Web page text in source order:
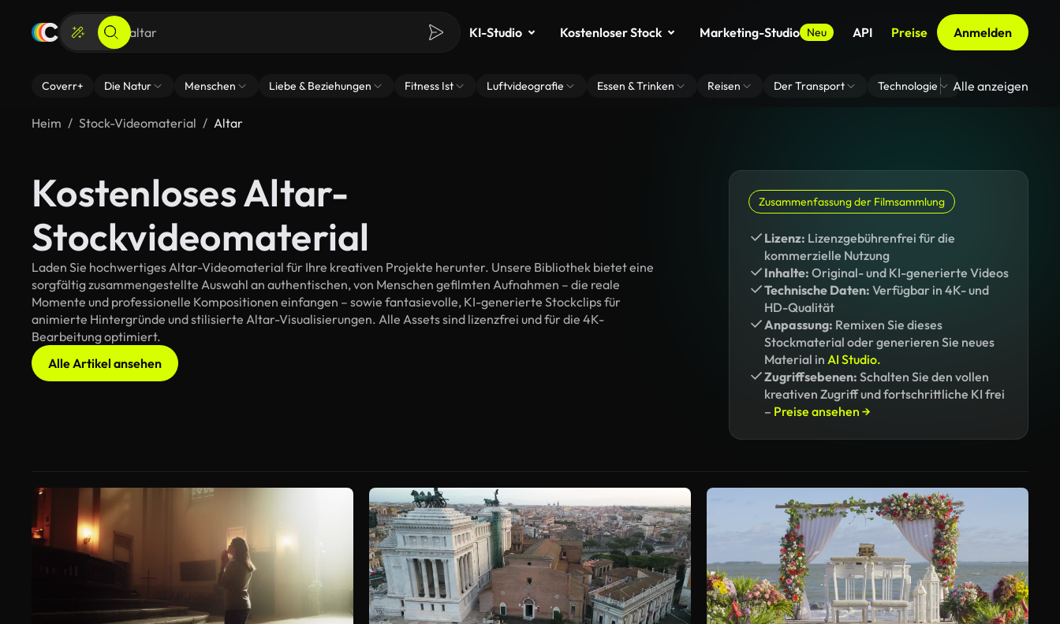
KI-Studio Kostenloser Stock Marketing-Studio Neu API Preise Anmelden
Coverr+ Die Natur Menschen Liebe & Beziehungen Fitness Ist Luftvideografie Essen & Trinken Reisen Der Transport Technologie Zoom Virtuelle
Alle anzeigen
Heim Stock-Videomaterial Altar
Kostenloses Altar-
Stockvideomaterial
Laden Sie hochwertiges Altar-Videomaterial für Ihre kreativen Projekte herunter. Unsere Bibliothek bietet eine
sorgfältig zusammengestellte Auswahl an authentischen, von Menschen gefilmten Aufnahmen – die reale
Momente und professionelle Kompositionen einfangen – sowie fantasievolle, KI-generierte Stockclips für
animierte Hintergründe und stilisierte Altar-Visualisierungen. Alle Assets sind lizenzfrei und für die 4K-
Bearbeitung optimiert.
Alle Artikel ansehen
Zusammenfassung der Filmsammlung
Lizenz: Lizenzgebührenfrei für die
kommerzielle Nutzung
Inhalte: Original- und KI-generierte Videos
Technische Daten: Verfügbar in 4K- und
HD-Qualität
Anpassung: Remixen Sie dieses
Stockmaterial oder generieren Sie neues
Material in AI Studio.
Zugriffsebenen: Schalten Sie den vollen
kreativen Zugriff und fortschrittliche KI frei
– Preise ansehen →